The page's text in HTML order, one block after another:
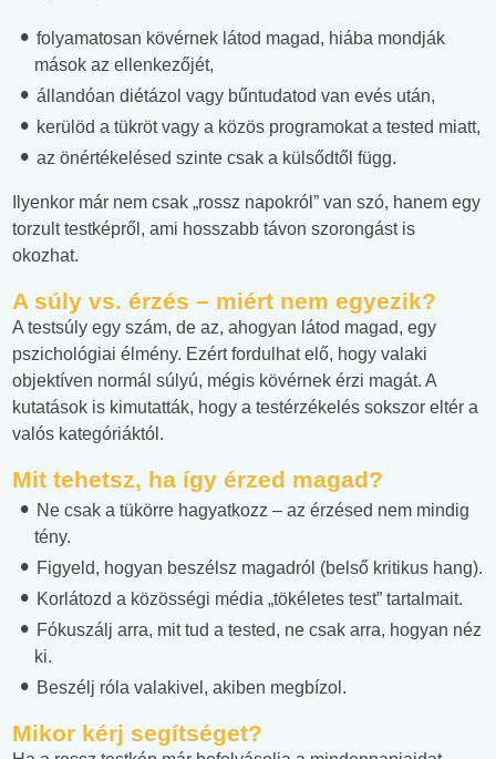
folyamatosan kövérnek látod magad, hiába mondják
mások az ellenkezőjét,
állandóan diétázol vagy bűntudatod van evés után,
kerülöd a tükröt vagy a közös programokat a tested miatt,
az önértékelésed szinte csak a külsődtől függ.
Ilyenkor már nem csak „rossz napokról” van szó, hanem egy
torzult testképről, ami hosszabb távon szorongást is
okozhat.
A súly vs. érzés – miért nem egyezik?
A testsúly egy szám, de az, ahogyan látod magad, egy
pszichológiai élmény. Ezért fordulhat elő, hogy valaki
objektíven normál súlyú, mégis kövérnek érzi magát. A
kutatások is kimutatták, hogy a testérzékelés sokszor eltér a
valós kategóriáktól.
Mit tehetsz, ha így érzed magad?
Ne csak a tükörre hagyatkozz – az érzésed nem mindig
tény.
Figyeld, hogyan beszélsz magadról (belső kritikus hang).
Korlátozd a közösségi média „tökéletes test” tartalmait.
Fókuszálj arra, mit tud a tested, ne csak arra, hogyan néz
ki.
Beszélj róla valakivel, akiben megbízol.
Mikor kérj segítséget?